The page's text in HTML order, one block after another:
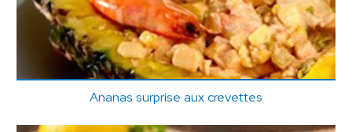
Ananas surprise aux crevettes